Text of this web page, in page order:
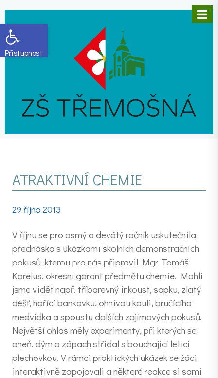
Open toolbar
ATRAKTIVNÍ CHEMIE
29 října 2013
V říjnu se pro osmý a devátý ročník uskutečnila
přednáška s ukázkami školních demonstračních
pokusů, kterou pro nás připravil Mgr. Tomáš
Korelus, okresní garant předmětu chemie. Mohli
jsme vidět např. tříbarevný inkoust, sopku, zlatý
déšť, hořící bankovku, ohnivou kouli, bručícího
medvídka a spoustu dalších zajímavých pokusů.
Největší ohlas měly experimenty, při kterých se
oheň, dým a zápach střídal s bouchající letící
plechovkou. V rámci praktických ukázek se žáci
interaktivně zapojovali a některé reakce si sami